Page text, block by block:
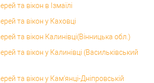
та вікон в Ізмаїлі
та вікон у Каховці
та вікон Калинівці(Вінницька обл.)
та вікон у Калинівці (Васильківський
та вікон у Кам'янці-Дніпровській